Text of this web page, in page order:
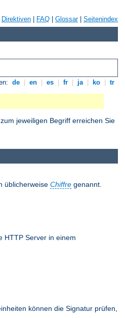
Direktiven FAQ Glossar| Seitenindex
de en es fr ja ko tr
jeweiligen Begriff erreichen Sie
üblicherweise Chiffre genannt.
HTTP Server in einem
können die Signatur prüfen,